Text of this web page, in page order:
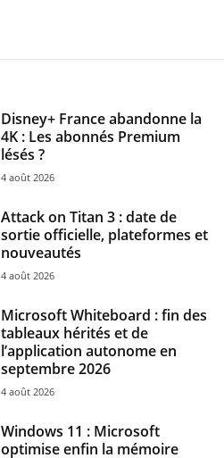
Disney+ France abandonne la
4K : Les abonnés Premium
lésés ?
4 août 2026
Attack on Titan 3 : date de
sortie officielle, plateformes et
nouveautés
4 août 2026
Microsoft Whiteboard : fin des
tableaux hérités et de
l’application autonome en
septembre 2026
4 août 2026
Windows 11 : Microsoft
optimise enfin la mémoire